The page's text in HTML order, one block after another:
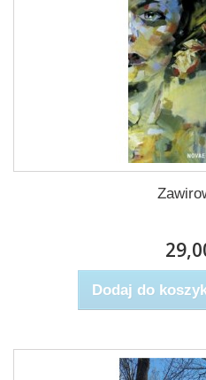
Dodaj do